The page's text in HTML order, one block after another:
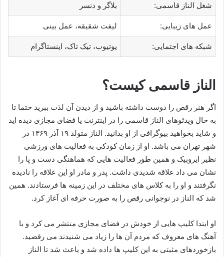
شغل الناز قاسمی: بلاگر و دنسر
عمل های زیبایی: لیفت شقیقه، عمل بینی
شبکه های اجتمایی: یوتیوب، تیک تاک، اینستاگرام
الناز قاسمی کیست؟
اگر هنر رقص را دوست داشته باشید و از دیدن آن لذت ببرید حتما تا
به حال ویدئوهای الناز قاسمی را در اینترنت یا فضای مجازی دیده اید
و شاید بخواهید بیوگرافی از او بدانید. الناز متولد ۱۹ آذر ۱۳۶۹ در
شهر تهران می باشد. او از زمان کودکی به فعالیت های ورزشی
نظیر ایروبیک و همین طور فعالیت هایی که هماهنگی دست و پا را
نشان می داد علاقه شدیدی داشت. پدر و مادر او این علاقه را نادیده
نگرفتند و او را به کلاس های مختلف در این زمینه ها فرستادند. همین
شد که الناز در نوجوانی رقص را به صورت حرفه ای آغاز کرد.
او ابتدا کلیپ هایی از خودش در فضای مجازی منتشر می کرد و با
آهنگ های معروف که مردم آن ها را زیاد می شنیدند می رقصید.
بازخوردهای مثبتی به این کلیپ ها داده شد و باعث شد تا الناز